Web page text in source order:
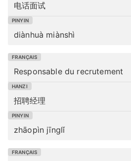
电话面试
diànhuà miànshì
Responsable du recrutement
招聘经理
zhāopìn jīnglǐ